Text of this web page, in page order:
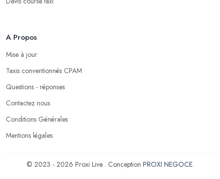
A Propos
Mise à jour
Taxis conventionnés CPAM
Questions - réponses
Contactez nous
Conditions Générales
Mentions légales
© 2023 - 2026 Proxi Live . Conception PROXI NEGOCE.